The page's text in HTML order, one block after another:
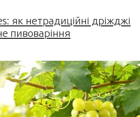
як нетрадиційні дріжджі
пивоваріння